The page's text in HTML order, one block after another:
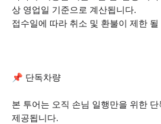
상 영업일 기준으로 계산됩니다.
접수일에 따라 취소 및 환불이 제한
📌 단독차량
본 투어는 오직 손님 일행만을 위한
제공됩니다.